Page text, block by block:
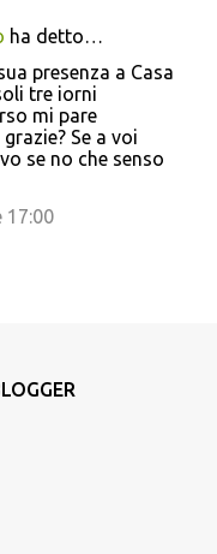
ha detto…
presenza a Casa
tre iorni
mi pare
Se a voi
se no che senso
17:00